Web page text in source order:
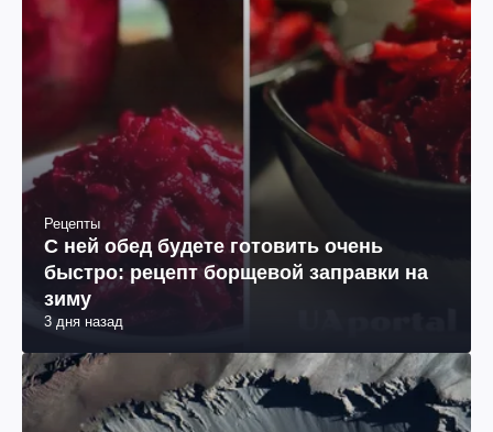
Рецепты
С ней обед будете готовить очень
быстро: рецепт борщевой заправки на
зиму
3 дня назад